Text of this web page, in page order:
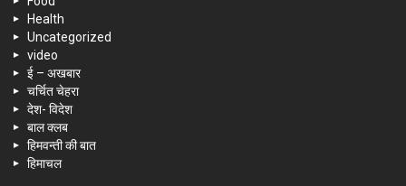
Health
Uncategorized
video
ई – अखबार
चर्चित चेहरा
देश- विदेश
बाल क्लब
हिमवन्ती की बात
हिमाचल